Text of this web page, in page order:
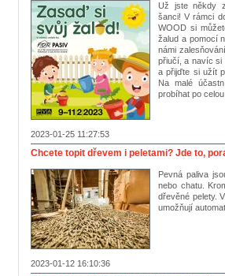
Už jste někdy
šanci! V rámci
WOOD si
žalud a pomocí
námi
přiučí, a navíc si
a přijďte si užít
Na malé
probíhat po
2023-01-25 11:27:53
Chcete topit dřevem i peletami? Jde to,
Pevná paliva
nebo chatu.
dřevěné pelety.
umožňují
2023-01-12 16:10:36